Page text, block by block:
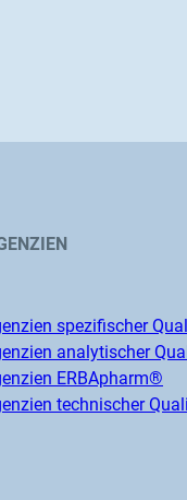
spezifischer
analytischer
ERBApharm®
technischer